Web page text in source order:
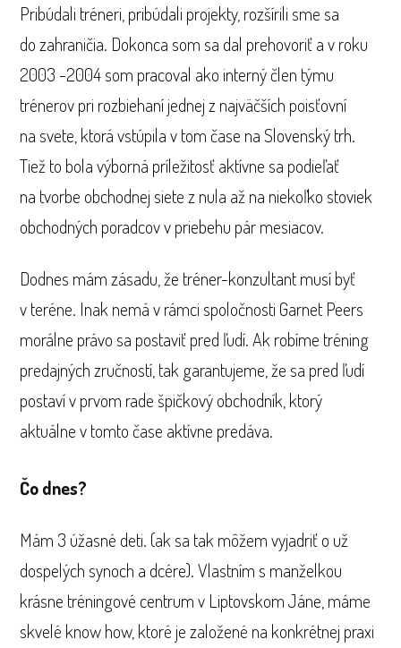
Pribúdali tréneri, pribúdali projekty, rozšírili sme sa
do zahraničia. Dokonca som sa dal prehovoriť a v roku
2003 -2004 som pracoval ako interný člen týmu
trénerov pri rozbiehaní jednej z najväčších poisťovní
na svete, ktorá vstúpila v tom čase na Slovenský trh.
Tiež to bola výborná príležitosť aktívne sa podieľať
na tvorbe obchodnej siete z nula až na niekoľko stoviek
obchodných poradcov v priebehu pár mesiacov.
Dodnes mám zásadu, že tréner-konzultant musí byť
v teréne. Inak nemá v rámci spoločnosti Garnet Peers
morálne právo sa postaviť pred ľudí. Ak robíme tréning
predajných zručností, tak garantujeme, že sa pred ľudí
postaví v prvom rade špičkový obchodník, ktorý
aktuálne v tomto čase aktívne predáva.
Čo dnes?
Mám 3 úžasné deti. (ak sa tak môžem vyjadriť o už
dospelých synoch a dcére). Vlastním s manželkou
krásne tréningové centrum v Liptovskom Jáne, máme
skvelé know how, ktoré je založené na konkrétnej praxi